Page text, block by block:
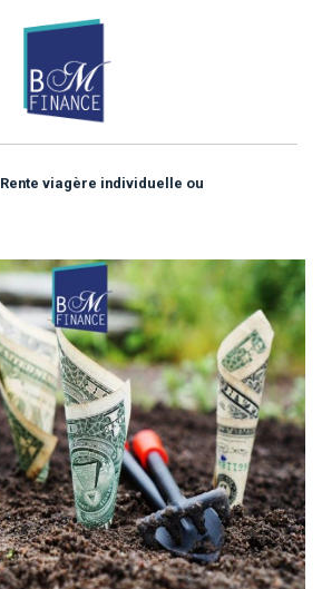
Rente viagère individuelle ou